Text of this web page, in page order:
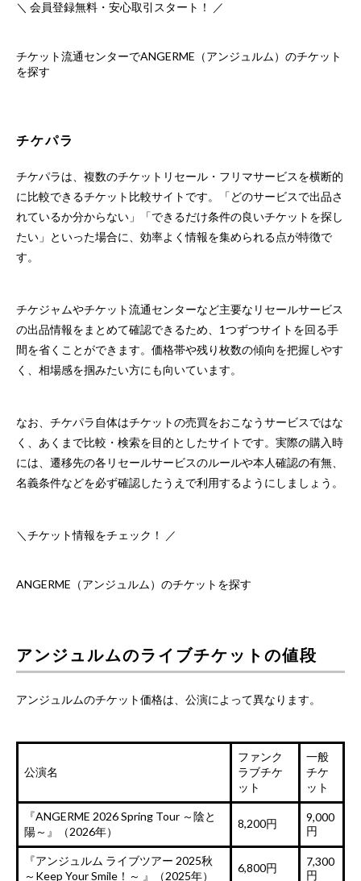
＼ 会員登録無料・安心取引スタート！ ／
チケット流通センターでANGERME（アンジュルム）のチケット
を探す
チケパラ
チケパラは、複数のチケットリセール・フリマサービスを横断的
に比較できるチケット比較サイトです。「どのサービスで出品さ
れているか分からない」「できるだけ条件の良いチケットを探し
たい」といった場合に、効率よく情報を集められる点が特徴で
す。
チケジャムやチケット流通センターなど主要なリセールサービス
の出品情報をまとめて確認できるため、1つずつサイトを回る手
間を省くことができます。価格帯や残り枚数の傾向を把握しやす
く、相場感を掴みたい方にも向いています。
なお、チケパラ自体はチケットの売買をおこなうサービスではな
く、あくまで比較・検索を目的としたサイトです。実際の購入時
には、遷移先の各リセールサービスのルールや本人確認の有無、
名義条件などを必ず確認したうえで利用するようにしましょう。
＼チケット情報をチェック！ ／
ANGERME（アンジュルム）のチケットを探す
アンジュルムのライブチケットの値段
アンジュルムのチケット価格は、公演によって異なります。
公演名
ファンク
ラブチケ
ット
一般
チケ
ット
『ANGERME 2026 Spring Tour ～陰と
陽～』（2026年）
8,200円
9,000
円
『アンジュルム ライブツアー 2025秋
～Keep Your Smile！～ 』（2025年）
6,800円
7,300
円